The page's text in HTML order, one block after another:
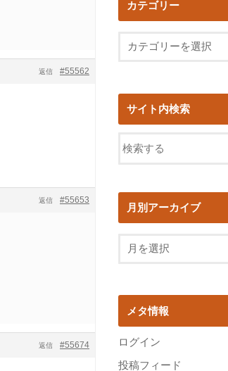
#55562
返信
#55653
返信
#55674
返信
カテゴリー
サイト内検索
月別アーカイブ
メタ情報
ログイン
投稿フィード